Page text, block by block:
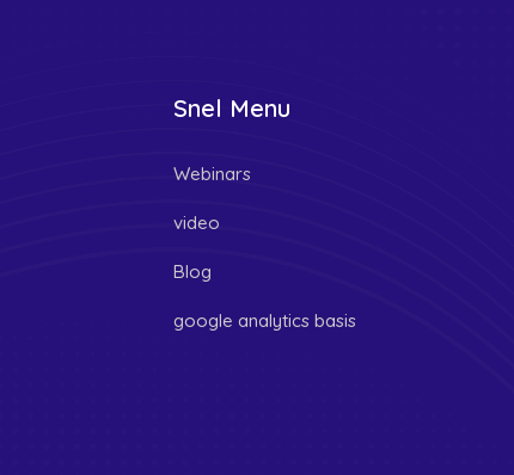
Snel Menu
Webinars
video
Blog
google analytics basis